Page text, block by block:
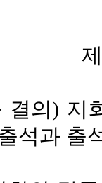
결의) 지
석과 출